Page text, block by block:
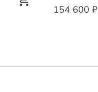
154 600 ₽